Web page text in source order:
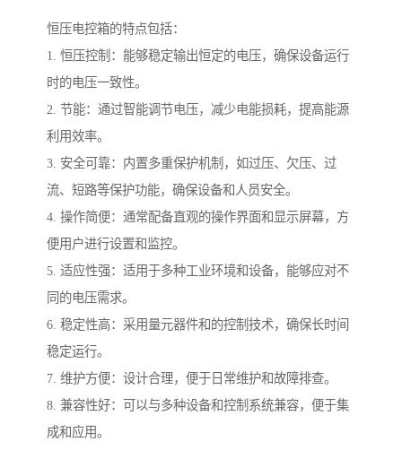
恒压电控箱的特点包括：
1. 恒压控制：能够稳定输出恒定的电压，确保设备运行
时的电压一致性。
2. 节能：通过智能调节电压，减少电能损耗，提高能源
利用效率。
3. 安全可靠：内置多重保护机制，如过压、欠压、过
流、短路等保护功能，确保设备和人员安全。
4. 操作简便：通常配备直观的操作界面和显示屏幕，方
便用户进行设置和监控。
5. 适应性强：适用于多种工业环境和设备，能够应对不
同的电压需求。
6. 稳定性高：采用量元器件和的控制技术，确保长时间
稳定运行。
7. 维护方便：设计合理，便于日常维护和故障排查。
8. 兼容性好：可以与多种设备和控制系统兼容，便于集
成和应用。